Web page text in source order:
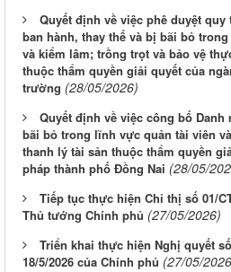
Quyết định về việc phê duyệt
ban hành, thay thế và bị bãi bỏ
và kiểm lâm; trồng trọt và bảo vệ
thuộc thẩm quyền giải quyết của
trường (28/05/2026)
Quyết định về việc công bố
bãi bỏ trong lĩnh vực quản tài viên
thanh lý tài sản thuộc thẩm quyền
pháp thành phố Đồng Nai (28/05/
Tiếp tục thực hiện Chỉ thị số 01/
Thủ tướng Chính phủ (27/05/2026)
Triển khai thực hiện Nghị quyết
18/5/2026 của Chính phủ (27/05/